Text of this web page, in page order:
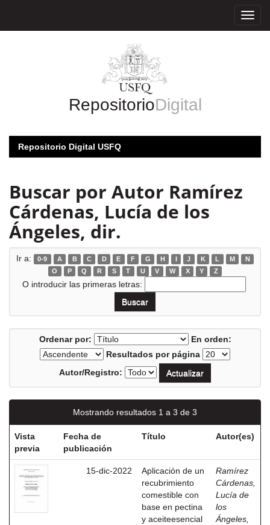
RepositorioDigital
Repositorio Digital USFQ
Buscar por Autor Ramírez
Cárdenas, Lucía de los
Ángeles, dir.
Ir a: 0-9 A B C D E F G H I J K L M
N
O
P Q R S T U V W X Y Z
O introducir las primeras letras:
Ordenar por:
En orden:
Resultados por página
Autor/Registro:
Mostrando resultados 1 a 3 de 3
Vista
previa
Fecha de
publicación
Título Autor(es)
15-dic-2022
Aplicación de un
recubrimiento
comestible con
base en pectina
y aceiteesencial
Ramírez
Cárdenas,
Lucía de
los
Ángeles,